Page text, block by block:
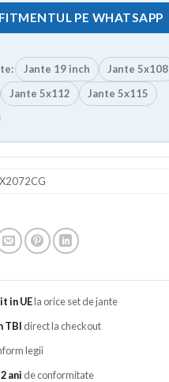
PE WHATSAPP
Jante 19 inch
Jante 5x108
Jante 5x112
Jante 5x115
in UEla orice set de jante
TBI direct la checkout
legii
ani de conformitate